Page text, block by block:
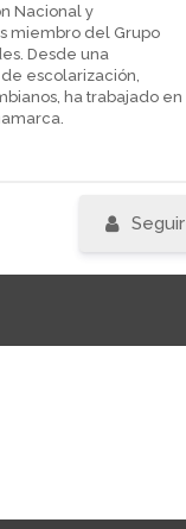
Nacional y
miembro del Grupo
Desde una
escolarización,
ha trabajado en
Seguir